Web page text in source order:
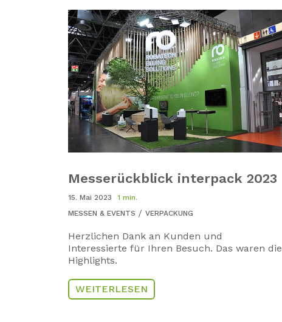
Messerückblick interpack 2023
15. Mai 2023
1 min.
MESSEN & EVENTS
VERPACKUNG
Herzlichen Dank an Kunden und
Interessierte für Ihren Besuch. Das waren die
Highlights.
WEITERLESEN